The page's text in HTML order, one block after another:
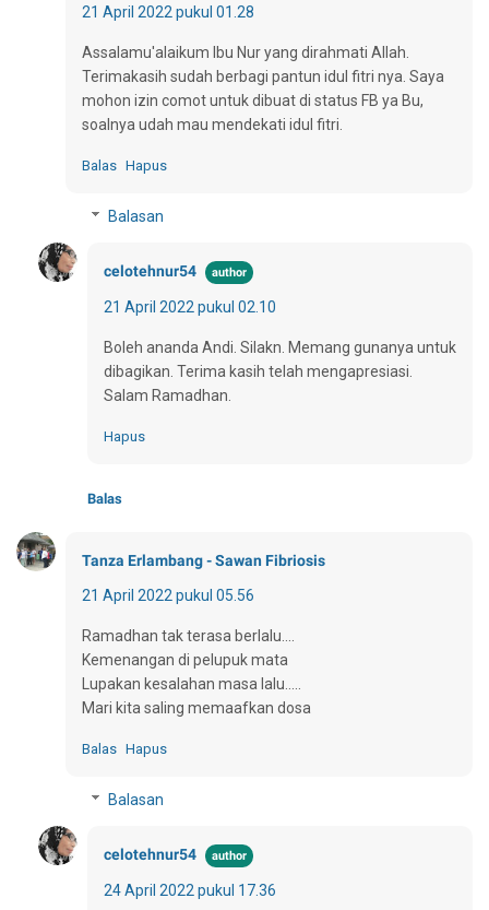
21 April 2022 pukul 01.28
Assalamu'alaikum Ibu Nur yang dirahmati Allah.
Terimakasih sudah berbagi pantun idul fitri nya. Saya
mohon izin comot untuk dibuat di status FB ya Bu,
soalnya udah mau mendekati idul fitri.
Balas Hapus
Balasan
celotehnur54
21 April 2022 pukul 02.10
Boleh ananda Andi. Silakn. Memang gunanya untuk
dibagikan. Terima kasih telah mengapresiasi.
Salam Ramadhan.
Hapus
Balas
Tanza Erlambang - Sawan Fibriosis
21 April 2022 pukul 05.56
Ramadhan tak terasa berlalu....
Kemenangan di pelupuk mata
Lupakan kesalahan masa lalu.....
Mari kita saling memaafkan dosa
Balas Hapus
Balasan
celotehnur54
24 April 2022 pukul 17.36